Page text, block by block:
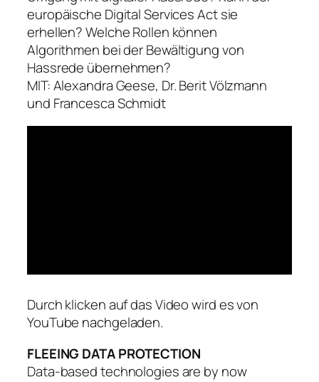
europäische Digital Services Act sie
erhellen? Welche Rollen können
Algorithmen bei der Bewältigung von
Hassrede übernehmen?
MIT: Alexandra Geese, Dr. Berit Völzmann
und Francesca Schmidt
Durch klicken auf das Video wird es von
YouTube nachgeladen.
FLEEING DATA PROTECTION
Data-based technologies are by now